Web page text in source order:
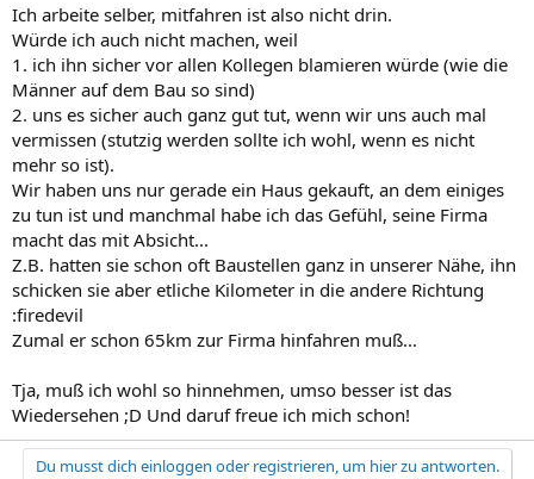
Ich arbeite selber, mitfahren ist also nicht drin.
Würde ich auch nicht machen, weil
1. ich ihn sicher vor allen Kollegen blamieren würde (wie die
Männer auf dem Bau so sind)
2. uns es sicher auch ganz gut tut, wenn wir uns auch mal
vermissen (stutzig werden sollte ich wohl, wenn es nicht
mehr so ist).
Wir haben uns nur gerade ein Haus gekauft, an dem einiges
zu tun ist und manchmal habe ich das Gefühl, seine Firma
macht das mit Absicht...
Z.B. hatten sie schon oft Baustellen ganz in unserer Nähe, ihn
schicken sie aber etliche Kilometer in die andere Richtung
:firedevil
Zumal er schon 65km zur Firma hinfahren muß...
Tja, muß ich wohl so hinnehmen, umso besser ist das
Wiedersehen ;D Und daruf freue ich mich schon!
Du musst dich einloggen oder registrieren, um hier zu antworten.